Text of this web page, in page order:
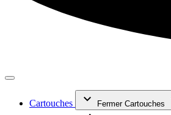
Cartouches Fermer Cartouches